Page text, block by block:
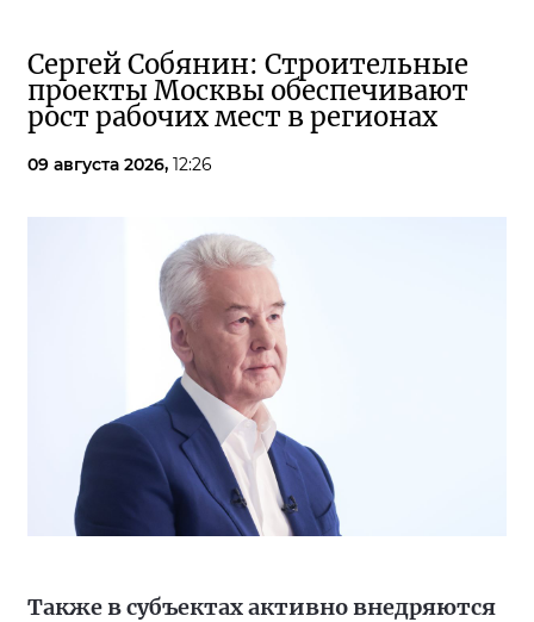
Сергей Собянин: Строительные
проекты Москвы обеспечивают
рост рабочих мест в регионах
09 августа 2026, 12:26
Также в субъектах активно внедряются